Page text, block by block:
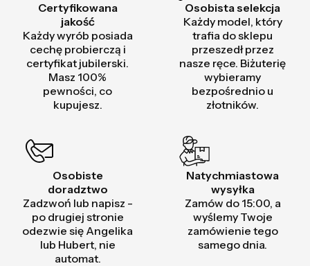
Certyfikowana
jakość
Każdy wyrób posiada
cechę probierczą i
certyfikat jubilerski.
Masz 100%
pewności, co
kupujesz.
Osobista selekcja
Każdy model, który
trafia do sklepu
przeszedł przez
nasze ręce. Biżuterię
wybieramy
bezpośrednio u
złotników.
Osobiste
doradztwo
Zadzwoń lub napisz -
po drugiej stronie
odezwie się Angelika
lub Hubert, nie
automat.
Natychmiastowa
wysyłka
Zamów do 15:00, a
wyślemy Twoje
zamówienie tego
samego dnia.